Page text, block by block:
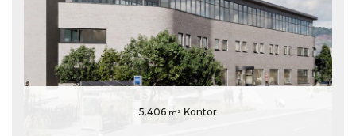
5.406 m² Kontor